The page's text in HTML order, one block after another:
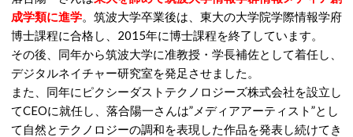
成学類に進学。筑波大学卒業後は、東大の大学院学際情報学府
博士課程に合格し、2015年に博士課程を終了しています。
その後、同年から筑波大学に准教授・学長補佐として着任し、
デジタルネイチャー研究室を発足させました。
また、同年にピクシーダストテクノロジーズ株式会社を設立し
てCEOに就任し、落合陽一さんは”メディアアーティスト”とし
て自然とテクノロジーの調和を表現した作品を発表し続けてき